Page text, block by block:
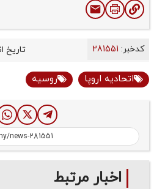
کدخبر: تاریخ
اتحادیه اروپا روسیه
اخبار مرتبط